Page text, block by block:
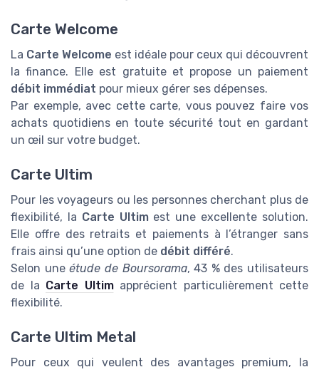
Carte Welcome
La Carte Welcome est idéale pour ceux qui découvrent
la finance. Elle est gratuite et propose un paiement
débit immédiat pour mieux gérer ses dépenses.
Par exemple, avec cette carte, vous pouvez faire vos
achats quotidiens en toute sécurité tout en gardant
un œil sur votre budget.
Carte Ultim
Pour les voyageurs ou les personnes cherchant plus de
flexibilité, la Carte Ultimest une excellente solution.
Elle offre des retraits et paiements à l’étranger sans
frais ainsi qu’une option de débit différé.
Selon uneétude de Boursorama, 43 % des utilisateurs
de la Carte Ultimapprécient particulièrement cette
flexibilité.
Carte Ultim Metal
Pour ceux qui veulent des avantages premium, la